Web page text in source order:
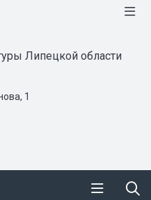
Липецкой области
1